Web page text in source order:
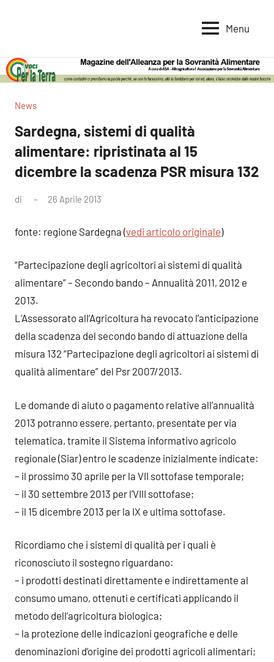
per
la
Terra
per
la
Alimentare
Menu
News
Sardegna, sistemi di qualità
alimentare: ripristinata al 15
dicembre la scadenza PSR misura 132
di 26 Aprile 2013
fonte: regione Sardegna (vedi articolo originale)
“Partecipazione degli agricoltori ai sistemi di qualità
alimentare” – Secondo bando – Annualità 2011, 2012 e
2013.
L’Assessorato all’Agricoltura ha revocato l’anticipazione
della scadenza del secondo bando di attuazione della
misura 132 “Partecipazione degli agricoltori ai sistemi di
qualità alimentare” del Psr 2007/2013.
Le domande di aiuto o pagamento relative all’annualità
2013 potranno essere, pertanto, presentate per via
telematica, tramite il Sistema informativo agricolo
regionale (Siar) entro le scadenze inizialmente indicate:
– il prossimo 30 aprile per la VII sottofase temporale;
– il 30 settembre 2013 per l’VIII sottofase;
– il 15 dicembre 2013 per la IX e ultima sottofase.
Ricordiamo che i sistemi di qualità per i quali è
riconosciuto il sostegno riguardano:
– i prodotti destinati direttamente e indirettamente al
consumo umano, ottenuti e certificati applicando il
metodo dell’agricoltura biologica;
– la protezione delle indicazioni geografiche e delle
denominazioni d’origine dei prodotti agricoli alimentari;